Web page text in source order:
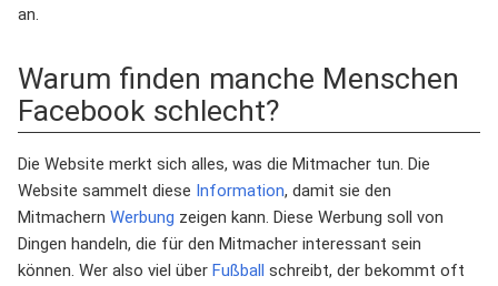
an.
Warum finden manche Menschen
Facebook schlecht?
Die Website merkt sich alles, was die Mitmacher tun. Die
Website sammelt diese Information, damit sie den
Mitmachern Werbung zeigen kann. Diese Werbung soll von
Dingen handeln, die für den Mitmacher interessant sein
können. Wer also viel über Fußball schreibt, der bekommt oft